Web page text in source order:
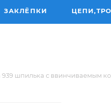
ЗАКЛЁПКИ
шпилька с ввинчиваемым